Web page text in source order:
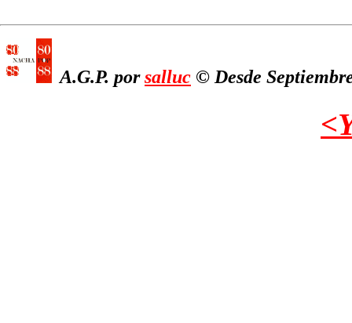
A.G.P. porsalluc © Desde